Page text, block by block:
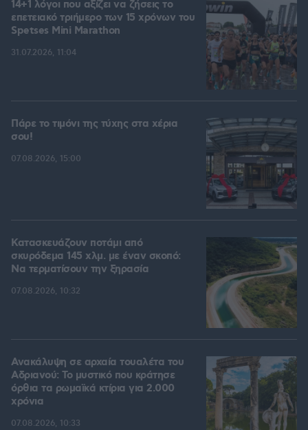
14+1 λόγοι που αξίζει να ζήσεις το
επετειακό τριήμερο των 15 χρόνων του
Spetses Mini Marathon
31.07.2026, 11:04
Πάρε το τιμόνι της τύχης στα χέρια
σου!
07.08.2026, 15:00
Κατασκευάζουν ποτάμι από
σκυρόδεμα 145 χλμ. με έναν σκοπό:
Να τερματίσουν την ξηρασία
07.08.2026, 10:32
Ανακάλυψη σε αρχαία τουαλέτα του
Αδριανού: Το μυστικό που κράτησε
όρθια τα ρωμαϊκά κτίρια για 2.000
χρόνια
07.08.2026, 10:33